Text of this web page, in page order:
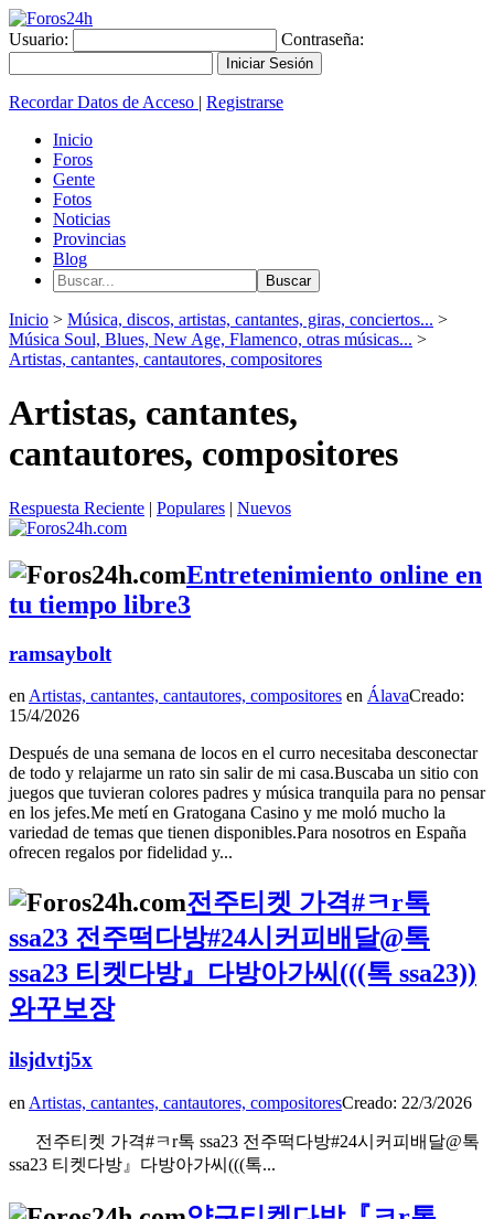
Usuario: Contraseña:
Recordar Datos de Acceso | Registrarse
Inicio
Foros
Gente
Fotos
Noticias
Provincias
Blog
Inicio > Música, discos, artistas, cantantes, giras, conciertos... >
Música Soul, Blues, New Age, Flamenco, otras músicas... >
Artistas, cantantes, cantautores, compositores
Artistas, cantantes,
cantautores, compositores
Respuesta Reciente | Populares | Nuevos
Entretenimiento online en
tu tiempo libre3
ramsaybolt
enArtistas, cantantes, cantautores, compositores en ÁlavaCreado:
15/4/2026
Después de una semana de locos en el curro necesitaba desconectar
de todo y relajarme un rato sin salir de mi casa.Buscaba un sitio con
juegos que tuvieran colores padres y música tranquila para no pensar
en los jefes.Me metí en Gratogana Casino y me moló mucho la
variedad de temas que tienen disponibles.Para nosotros en España
ofrecen regalos por fidelidad y...
전주티켓 가격#ㅋr톡
ssa23 전주떡다방#24시커피배달@톡
ssa23 티켓다방』다방아가씨(((톡 ssa23))
와꾸보장
ilsjdvtj5x
en Artistas, cantantes, cantautores, compositoresCreado: 22/3/2026
전주티켓 가격#ㅋr톡 ssa23 전주떡다방#24시커피배달@톡
ssa23 티켓다방』다방아가씨(((톡...